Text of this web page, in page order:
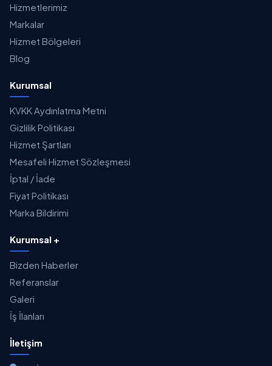
Hizmetlerimiz
Markalar
Hizmet Bölgeleri
Blog
Kurumsal
KVKK Aydınlatma Metni
Gizlilik Politikası
Hizmet Şartları
Mesafeli Hizmet Sözleşmesi
İptal / İade
Fiyat Politikası
Marka Bildirimi
Kurumsal +
Bizden Haberler
Referanslar
Galeri
İş İlanları
İletişim